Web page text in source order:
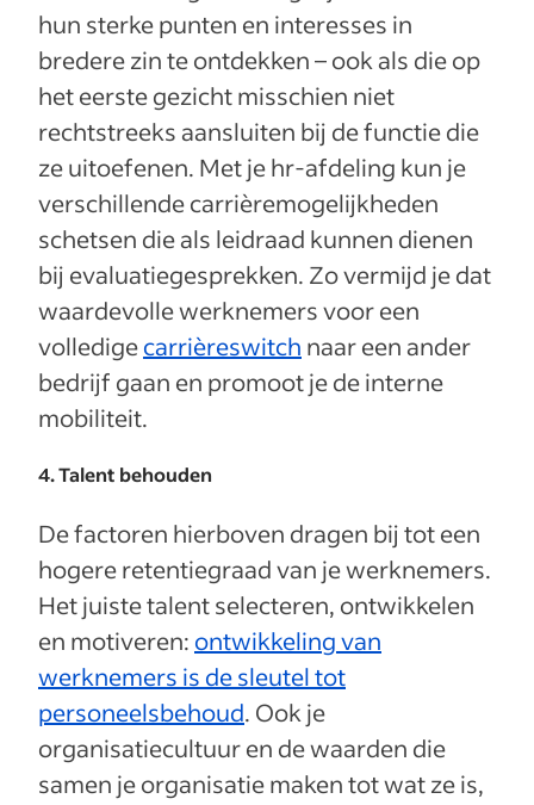
hun sterke punten en interesses in
bredere zin te ontdekken – ook als die op
het eerste gezicht misschien niet
rechtstreeks aansluiten bij de functie die
ze uitoefenen. Met je hr-afdeling kun je
verschillende carrièremogelijkheden
schetsen die als leidraad kunnen dienen
bij evaluatiegesprekken. Zo vermijd je dat
waardevolle werknemers voor een
volledigecarrièreswitch naar een ander
bedrijf gaan en promoot je de interne
mobiliteit.
4. Talent behouden
De factoren hierboven dragen bij tot een
hogere retentiegraad van je werknemers.
Het juiste talent selecteren, ontwikkelen
en motiveren: ontwikkeling van
werknemers is de sleutel tot
personeelsbehoud. Ook je
organisatiecultuur en de waarden die
samen je organisatie maken tot wat ze is,